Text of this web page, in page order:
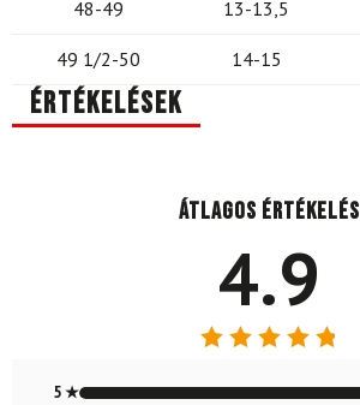
48-49 13-13,5
49 1/2-50 14-15
Értékelések
Átlagos értékelés
4.9
4.9/ 5
5 ★